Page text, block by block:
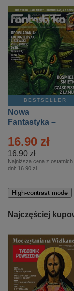
BESTSELLER
Nowa
Fantastyka –
16.90 zł
16.90 zł
Najniższa cena z ostatnich
dni: 16.90 zł
High-contrast mode
Najczęściej